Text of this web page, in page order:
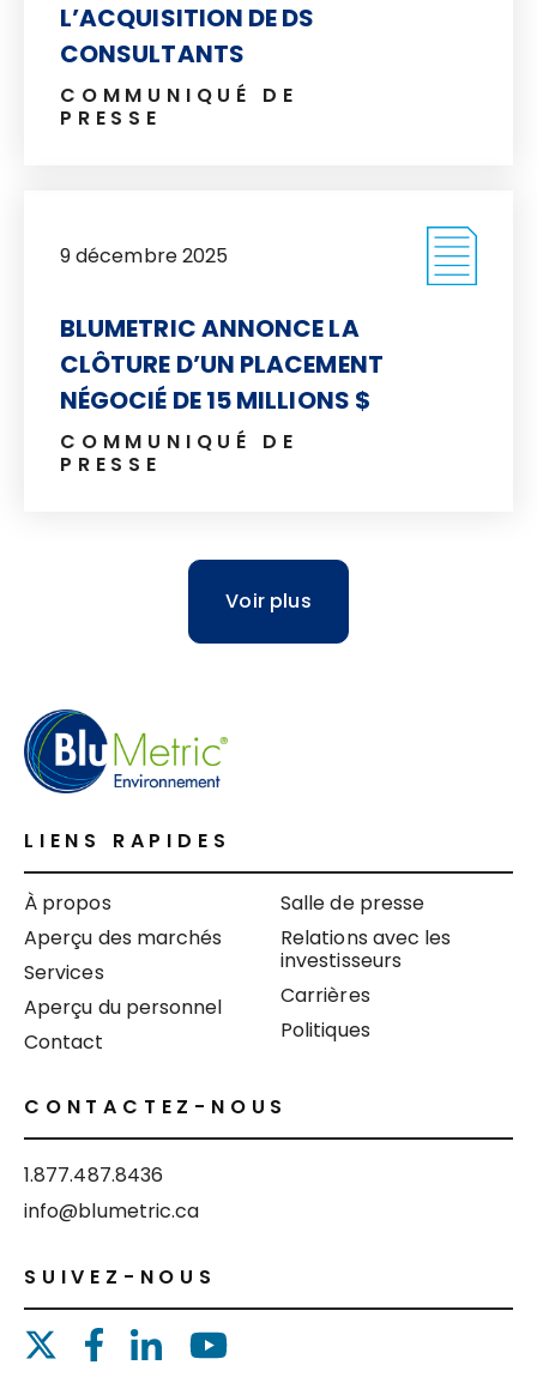
L’ACQUISITION DE DS
CONSULTANTS
COMMUNIQUÉ DE
PRESSE
9 décembre 2025
BLUMETRIC ANNONCE LA
CLÔTURE D’UN PLACEMENT
NÉGOCIÉ DE 15 MILLIONS $
COMMUNIQUÉ DE
PRESSE
Voir plus
LIENS RAPIDES
À propos
Aperçu des marchés
Services
Aperçu du personnel
Contact
Salle de presse
Relations avec les
investisseurs
Carrières
Politiques
CONTACTEZ-NOUS
1.877.487.8436
info@blumetric.ca
SUIVEZ-NOUS